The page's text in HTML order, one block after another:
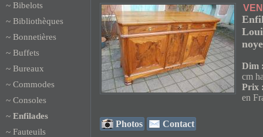
~ Bibelots
~ Bibliothèques
~ Bonnetières
~ Buffets
~ Bureaux
~ Commodes
~ Consoles
~ Enfilades
~ Fauteuils
Dim
cm
Prix
en
Photos Contact